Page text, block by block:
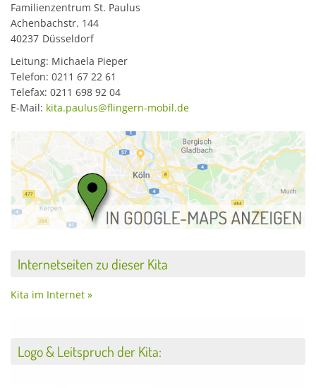
Familienzentrum St. Paulus
Achenbachstr. 144
40237 Düsseldorf
Leitung: Michaela Pieper
Telefon: 0211 67 22 61
Telefax: 0211 698 92 04
E-Mail: kita.paulus@flingern-mobil.de
Internetseiten zu dieser Kita
Kita im Internet »
Logo & Leitspruch der Kita: